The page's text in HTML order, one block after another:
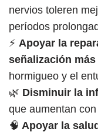
nervios toleren
períodos
⚡ Apoyar la
señalización
hormigueo y el
🌿 Disminuir la
que aumentan
🧠 Apoyar la